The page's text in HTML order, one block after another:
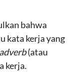
bahwa
kata kerja yang
adverb(atau
kerja.